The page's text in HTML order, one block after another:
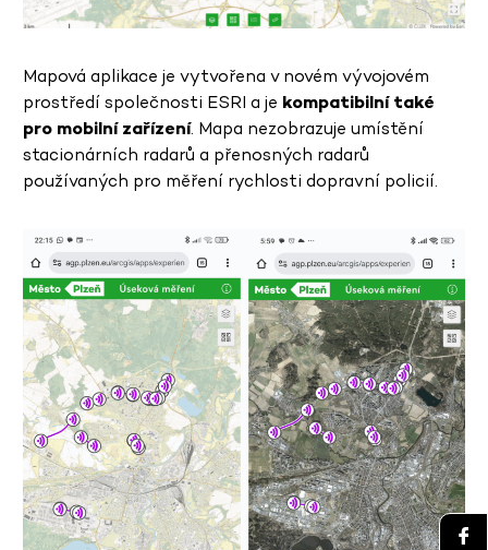
Mapová aplikace je vytvořena v novém vývojovém
prostředí společnosti ESRI a je kompatibilní také
pro mobilní zařízení. Mapa nezobrazuje umístění
stacionárních radarů a přenosných radarů
používaných pro měření rychlosti dopravní policií.